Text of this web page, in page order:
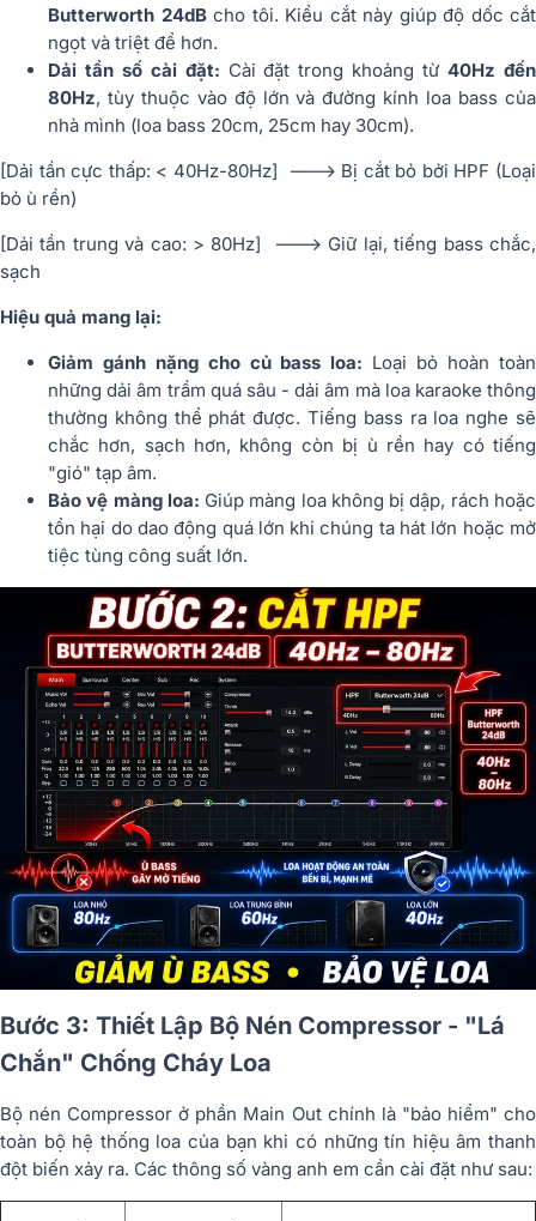
Butterworth 24dBcho tôi. Kiểu cắt này giúp độ dốc cắt
ngọt và triệt để hơn.
Dải tần số cài đặt: Cài đặt trong khoảng từ40Hz đến
80Hz, tùy thuộc vào độ lớn và đường kính loa bass của
nhà mình (loa bass 20cm, 25cm hay 30cm).
[Dải tần cực thấp: < 40Hz-80Hz] ---> Bị cắt bỏ bởi HPF (Loại
bỏ ù rền)
[Dải tần trung và cao: > 80Hz] ---> Giữ lại, tiếng bass chắc,
sạch
Hiệu quả mang lại:
Giảm gánh nặng cho củ bass loa: Loại bỏ hoàn toàn
những dải âm trầm quá sâu - dải âm mà loa karaoke thông
thường không thể phát được. Tiếng bass ra loa nghe sẽ
chắc hơn, sạch hơn, không còn bị ù rền hay có tiếng
"gió" tạp âm.
Bảo vệ màng loa: Giúp màng loa không bị dập, rách hoặc
tổn hại do dao động quá lớn khi chúng ta hát lớn hoặc mở
tiệc tùng công suất lớn.
Bước 3: Thiết Lập Bộ Nén Compressor - "Lá
Chắn" Chống Cháy Loa
Bộ nén Compressor ở phần Main Out chính là "bảo hiểm" cho
toàn bộ hệ thống loa của bạn khi có những tín hiệu âm thanh
đột biến xảy ra. Các thông số vàng anh em cần cài đặt như sau: